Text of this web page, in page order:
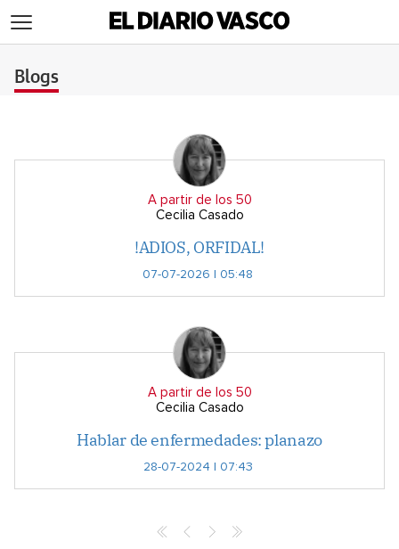
Blogs
A partir de los 50
Cecilia Casado
!ADIOS, ORFIDAL!
07-07-2026 | 05:48
A partir de los 50
Cecilia Casado
Hablar de enfermedades: planazo
28-07-2024 | 07:43